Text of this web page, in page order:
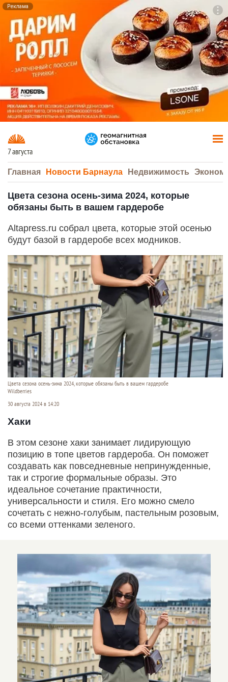
Реклама
7 августа
Главная Новости Барнаула Недвижимость
Цвета сезона осень-зима 2024, которые
обязаны быть в вашем гардеробе
Altapress.ru собрал цвета, которые этой осенью
будут базой в гардеробе всех модников.
Цвета сезона осень-зима 2024, которые обязаны быть в вашем гардеробе
Wildberries
30 августа 2024 в 14:20
Хаки
В этом сезоне хаки занимает лидирующую
позицию в топе цветов гардероба. Он поможет
создавать как повседневные непринужденные,
так и строгие формальные образы. Это
идеальное сочетание практичности,
универсальности и стиля. Его можно смело
сочетать с нежно-голубым, пастельным розовым,
со всеми оттенками зеленого.